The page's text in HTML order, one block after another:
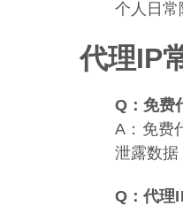
个人日
代理IP
Q：免费
A：免费
泄露数据
Q：代理